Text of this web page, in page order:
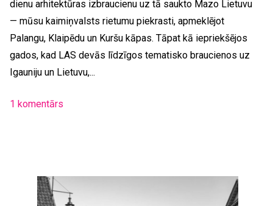
dienu arhitektūras izbraucienu uz tā saukto Mazo Lietuvu
— mūsu kaimiņvalsts rietumu piekrasti, apmeklējot
Palangu, Klaipēdu un Kuršu kāpas. Tāpat kā iepriekšējos
gados, kad LAS devās līdzīgos tematisko braucienos uz
Igauniju un Lietuvu,...
1 komentārs